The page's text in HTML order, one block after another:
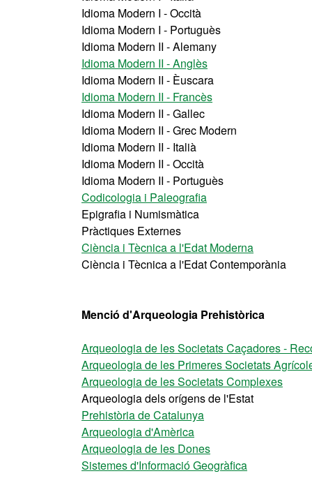
Idioma Modern I - Occità
Idioma Modern I - Portuguès
Idioma Modern II - Alemany
Idioma Modern II - Anglès
Idioma Modern II - Èuscara
Idioma Modern II - Francès
Idioma Modern II - Gallec
Idioma Modern II - Grec Modern
Idioma Modern II - Italià
Idioma Modern II - Occità
Idioma Modern II - Portuguès
Codicologia i Paleografia
Epigrafia i Numismàtica
Pràctiques Externes
Ciència i Tècnica a l'Edat Moderna
Ciència i Tècnica a l'Edat Contemporània
Menció d'Arqueologia Prehistòrica
Arqueologia de les Societats Caçadores -
Arqueologia de les Primeres Societats
Arqueologia de les Societats Complexes
Arqueologia dels orígens de l'Estat
Prehistòria de Catalunya
Arqueologia d'Amèrica
Arqueologia de les Dones
Sistemes d'Informació Geogràfica